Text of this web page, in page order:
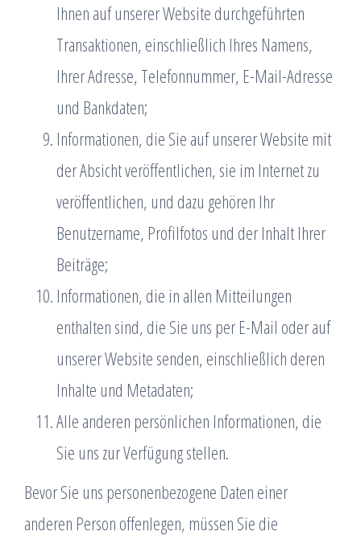
Ihnen auf unserer Website durchgeführten
Transaktionen, einschließlich Ihres Namens,
Ihrer Adresse, Telefonnummer, E-Mail-Adresse
und Bankdaten;
Informationen, die Sie auf unserer Website mit
der Absicht veröffentlichen, sie im Internet zu
veröffentlichen, und dazu gehören Ihr
Benutzername, Profilfotos und der Inhalt Ihrer
Beiträge;
Informationen, die in allen Mitteilungen
enthalten sind, die Sie uns per E-Mail oder auf
unserer Website senden, einschließlich deren
Inhalte und Metadaten;
Alle anderen persönlichen Informationen, die
Sie uns zur Verfügung stellen.
Bevor Sie uns personenbezogene Daten einer
anderen Person offenlegen, müssen Sie die